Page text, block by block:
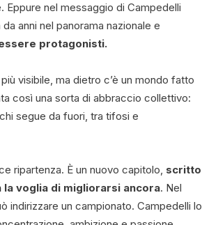
nel messaggio di Campedelli
anni nel panorama nazionale e
protagonisti.
visibile, ma dietro c’è un mondo fatto
così una sorta di abbraccio collettivo:
segue da fuori, tra tifosi e
ripartenza. È un nuovo capitolo, scritto
la voglia di migliorarsi ancora. Nel
indirizzare un campionato. Campedelli lo